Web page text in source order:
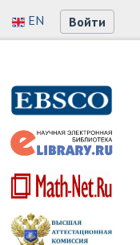
EN Войти